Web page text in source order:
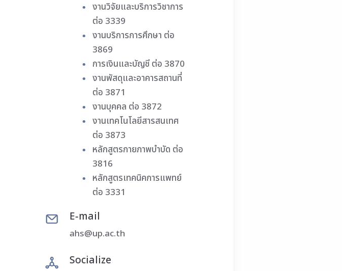
งานวิจัยและบริการวิชาการ
ต่อ 3339
งานบริการการศึกษา ต่อ
3869
การเงินและบัญชี ต่อ 3870
งานพัสดุและอาคารสถานที่
ต่อ 3871
งานบุคคล ต่อ 3872
งานเทคโนโลยีสารสนเทศ
ต่อ 3873
หลักสูตรกายภาพบำบัด ต่อ
3816
หลักสูตรเทคนิคการแพทย์
ต่อ 3331
E-mail
ahs@up.ac.th
Socialize